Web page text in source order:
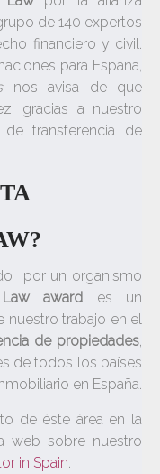
de 140 expertos
financiero y civil.
para España,
nos avisa de que
gracias a nuestro
transferencia de
por un organismo
award es un
nuestro trabajo en el
de propiedades,
de todos los países
en España.
de éste área en la
web sobre nuestro
in Spain.